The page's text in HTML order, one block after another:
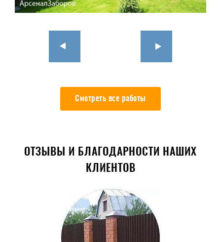
Смотреть все работы
ОТЗЫВЫ И БЛАГОДАРНОСТИ НАШИХ
КЛИЕНТОВ